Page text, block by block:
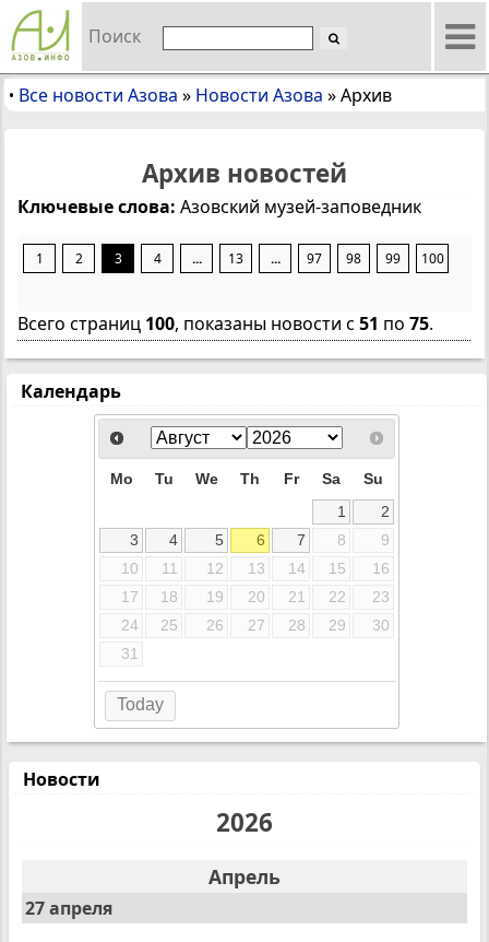
Поиск
• Все новости Азова » Новости Азова »Архив
Архив новостей
Ключевые слова: Азовский музей-заповедник
1 2 3 4 ... 13 ... 97 98 99 100
Всего страниц 100, показаны новости с 51 по 75.
Новости
2026
Апрель
27 апреля
Календарь
Mo Tu We Th Fr Sa
Su
1
2
3
4 5 6 7 8
9
10
11 12 13 14 15
16
17
18 19 20 21 22
23
24
25 26 27 28 29
30
31
Today